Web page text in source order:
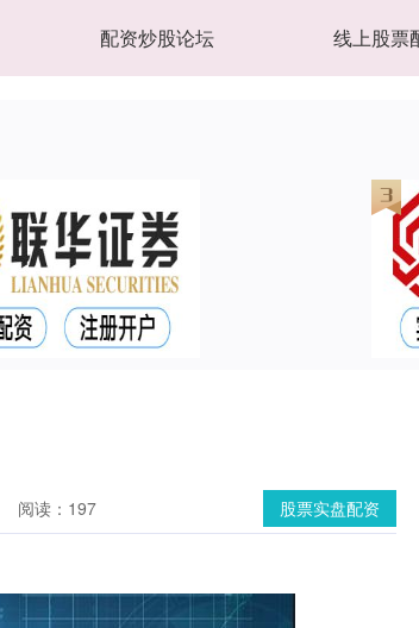
配资炒股论坛 线上股票
股票实盘配资
阅读：197